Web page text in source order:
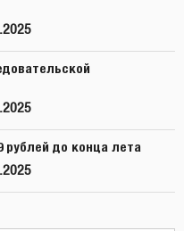
рублей до конца лета